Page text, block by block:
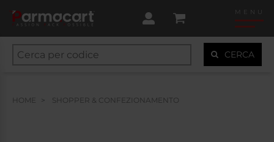
MENU
CERCA
HOME SHOPPER & CONFEZIONAMENTO